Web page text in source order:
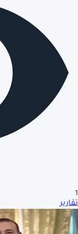
1
تقارير